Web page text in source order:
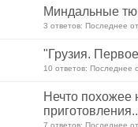
Миндальные
3 ответов: Последнее
"Грузия.
10 ответов: Последнее
Нечто похожее
7 ответов: Последнее